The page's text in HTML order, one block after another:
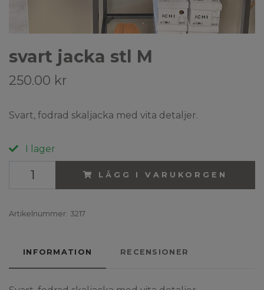
svart jacka stl M
250.00 kr
Svart, fodrad skaljacka med vita detaljer.
I lager
LÄGG I VARUKORGEN
Artikelnummer: 3217
INFORMATION RECENSIONER